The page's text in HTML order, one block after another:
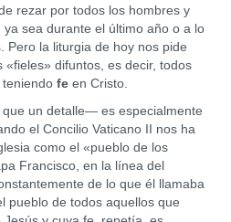
rezar por todos los hombres y
sea durante el último año o a lo
Pero la liturgia de hoy nos pide
difuntos, es decir, todos
feen Cristo.
un detalle— es especialmente
el Concilio Vaticano II nos ha
como el «pueblo de los
Francisco, en la línea del
de lo que él llamaba
pueblo de todos aquellos que